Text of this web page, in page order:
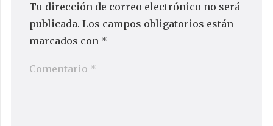
Tu dirección de correo electrónico no será
publicada. Los campos obligatorios están
marcados con *